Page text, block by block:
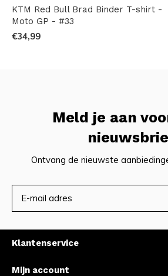
KTM Red Bull Brad Binder T-shirt -
Moto GP - #33
€34,99
Meld je aan
Ontvang de nieuwste
Klantenservice
Mijn account